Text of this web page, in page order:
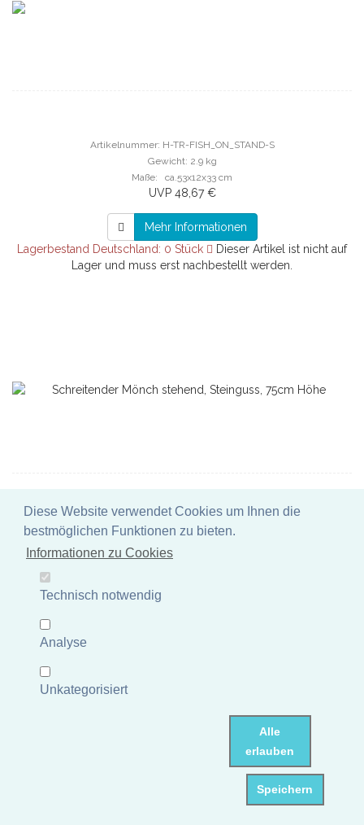
Artikelnummer: H-TR-FISH_ON_STAND-S
Gewicht: 2.9 kg
Maße: ca.53x12x33 cm
UVP 48,67 €
Mehr Informationen
Lagerbestand Deutschland: 0 Stück
Dieser Artikel ist nicht auf
Lager und muss erst nachbestellt werden.
Artikelnummer: P-WM-075AF
UVP 237,88 €
Mehr Informationen
Diese Website verwendet Cookies um Ihnen die
bestmöglichen Funktionen zu bieten.
Informationen zu Cookies
Technisch notwendig
Analyse
Unkategorisiert
Alle
erlauben
Speichern